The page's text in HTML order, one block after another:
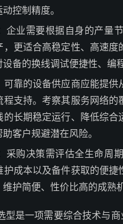
控制精度。
企业需要根据自身的产量
更适合高稳定性、高速
备的换线调试便捷性、编
可靠的设备供应商应能提
支持。考察其服务网络
长期稳定运行、降低综
客户规避潜在风险。
采购决策需评估全生命周
成本以及备件获取的便
护简便、性价比高的成熟
型是一项需要综合技术与